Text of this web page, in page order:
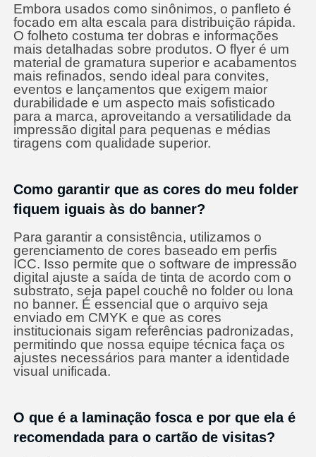
Embora usados como sinônimos, o panfleto é
focado em alta escala para distribuição rápida.
O folheto costuma ter dobras e informações
mais detalhadas sobre produtos. O flyer é um
material de gramatura superior e acabamentos
mais refinados, sendo ideal para convites,
eventos e lançamentos que exigem maior
durabilidade e um aspecto mais sofisticado
para a marca, aproveitando a versatilidade da
impressão digital para pequenas e médias
tiragens com qualidade superior.
Como garantir que as cores do meu folder
fiquem iguais às do banner?
Para garantir a consistência, utilizamos o
gerenciamento de cores baseado em perfis
ICC. Isso permite que o software de impressão
digital ajuste a saída de tinta de acordo com o
substrato, seja papel couchê no folder ou lona
no banner. É essencial que o arquivo seja
enviado em CMYK e que as cores
institucionais sigam referências padronizadas,
permitindo que nossa equipe técnica faça os
ajustes necessários para manter a identidade
visual unificada.
O que é a laminação fosca e por que ela é
recomendada para o cartão de visitas?